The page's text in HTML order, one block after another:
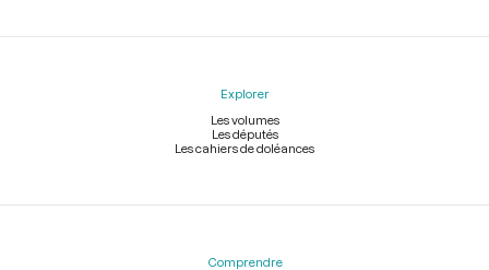
Explorer
Les volumes
Les députés
Les cahiers de doléances
Comprendre